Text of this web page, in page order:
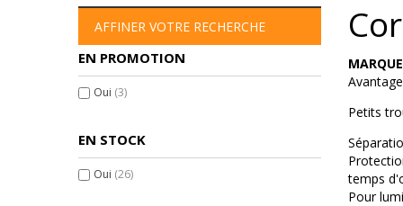
AFFINER VOTRE RECHERCHE
EN PROMOTION
Oui (3)
EN STOCK
Oui (26)
Petits
temps
Pour